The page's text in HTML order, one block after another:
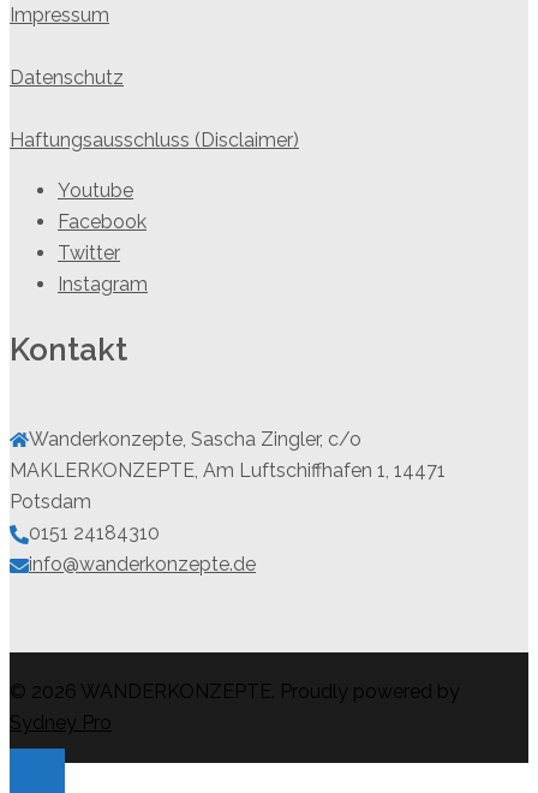
Impressum
Datenschutz
Haftungsausschluss (Disclaimer)
Youtube
Facebook
Twitter
Instagram
Kontakt
Wanderkonzepte, Sascha Zingler, c/o
MAKLERKONZEPTE, Am Luftschiffhafen 1, 14471
Potsdam
0151 24184310
info@wanderkonzepte.de
© 2026 WANDERKONZEPTE. Proudly powered by
Sydney Pro